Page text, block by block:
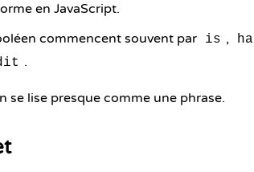
en JavaScript.
commencent souvent par
is ,
.
se lise presque comme une phrase.